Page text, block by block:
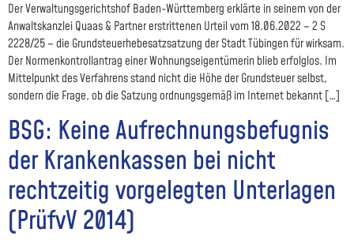
Der Verwaltungsgerichtshof Baden-Württemberg erklärte in seinem von der
Anwaltskanzlei Quaas & Partner erstrittenen Urteil vom 18.06.2022 – 2 S
2228/25 – die Grundsteuerhebesatzsatzung der Stadt Tübingen für wirksam.
Der Normenkontrollantrag einer Wohnungseigentümerin blieb erfolglos. Im
Mittelpunkt des Verfahrens stand nicht die Höhe der Grundsteuer selbst,
sondern die Frage, ob die Satzung ordnungsgemäß im Internet bekannt […]
BSG: Keine Aufrechnungsbefugnis
der Krankenkassen bei nicht
rechtzeitig vorgelegten Unterlagen
(PrüfvV 2014)